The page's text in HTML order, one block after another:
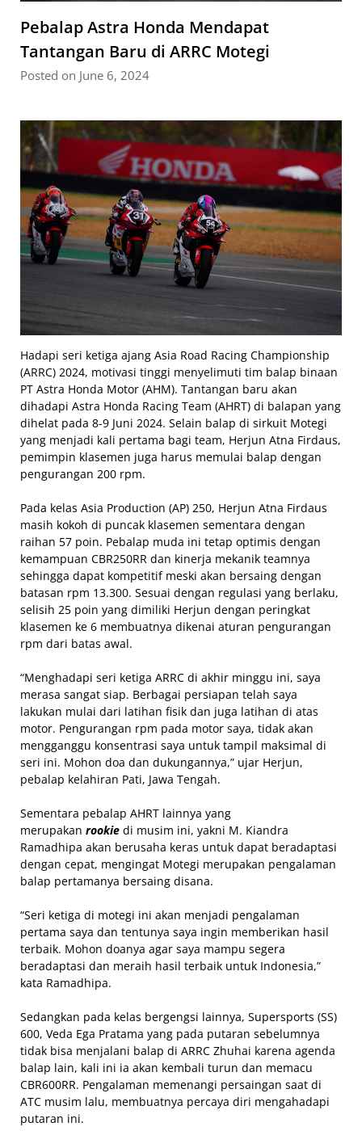
Pebalap Astra Honda Mendapat
Tantangan Baru di ARRC Motegi
Posted on June 6, 2024
Hadapi seri ketiga ajang Asia Road Racing Championship
(ARRC) 2024, motivasi tinggi menyelimuti tim balap binaan
PT Astra Honda Motor (AHM). Tantangan baru akan
dihadapi Astra Honda Racing Team (AHRT) di balapan yang
dihelat pada 8-9 Juni 2024. Selain balap di sirkuit Motegi
yang menjadi kali pertama bagi team, Herjun Atna Firdaus,
pemimpin klasemen juga harus memulai balap dengan
pengurangan 200 rpm.
Pada kelas Asia Production (AP) 250, Herjun Atna Firdaus
masih kokoh di puncak klasemen sementara dengan
raihan 57 poin. Pebalap muda ini tetap optimis dengan
kemampuan CBR250RR dan kinerja mekanik teamnya
sehingga dapat kompetitif meski akan bersaing dengan
batasan rpm 13.300. Sesuai dengan regulasi yang berlaku,
selisih 25 poin yang dimiliki Herjun dengan peringkat
klasemen ke 6 membuatnya dikenai aturan pengurangan
rpm dari batas awal.
“Menghadapi seri ketiga ARRC di akhir minggu ini, saya
merasa sangat siap. Berbagai persiapan telah saya
lakukan mulai dari latihan fisik dan juga latihan di atas
motor. Pengurangan rpm pada motor saya, tidak akan
mengganggu konsentrasi saya untuk tampil maksimal di
seri ini. Mohon doa dan dukungannya,” ujar Herjun,
pebalap kelahiran Pati, Jawa Tengah.
Sementara pebalap AHRT lainnya yang
merupakan rookie di musim ini, yakni M. Kiandra
Ramadhipa akan berusaha keras untuk dapat beradaptasi
dengan cepat, mengingat Motegi merupakan pengalaman
balap pertamanya bersaing disana.
“Seri ketiga di motegi ini akan menjadi pengalaman
pertama saya dan tentunya saya ingin memberikan hasil
terbaik. Mohon doanya agar saya mampu segera
beradaptasi dan meraih hasil terbaik untuk Indonesia,”
kata Ramadhipa.
Sedangkan pada kelas bergengsi lainnya, Supersports (SS)
600, Veda Ega Pratama yang pada putaran sebelumnya
tidak bisa menjalani balap di ARRC Zhuhai karena agenda
balap lain, kali ini ia akan kembali turun dan memacu
CBR600RR. Pengalaman memenangi persaingan saat di
ATC musim lalu, membuatnya percaya diri mengahadapi
putaran ini.